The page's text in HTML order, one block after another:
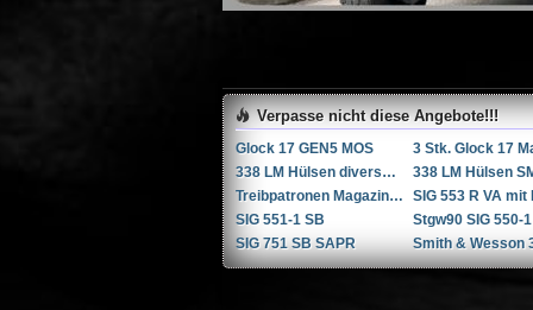
Verpasse nicht diese Angebote!!!
Glock 17 GEN5 MOS
338 LM Hülsen diverse Hersteller
Treibpatronen Magazin STGW 57
SIG 551-1 SB
Stgw90 SIG 550-1
SIG 751 SB SAPR